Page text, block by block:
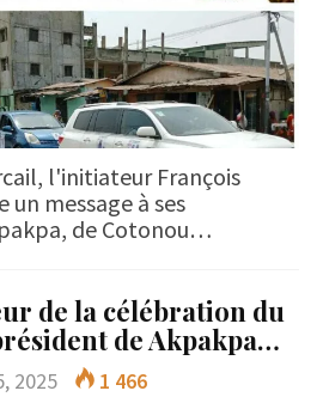
l'initiateur François
un message à ses
de Cotonou…
de la célébration du
de Akpakpa…
2025
1 466